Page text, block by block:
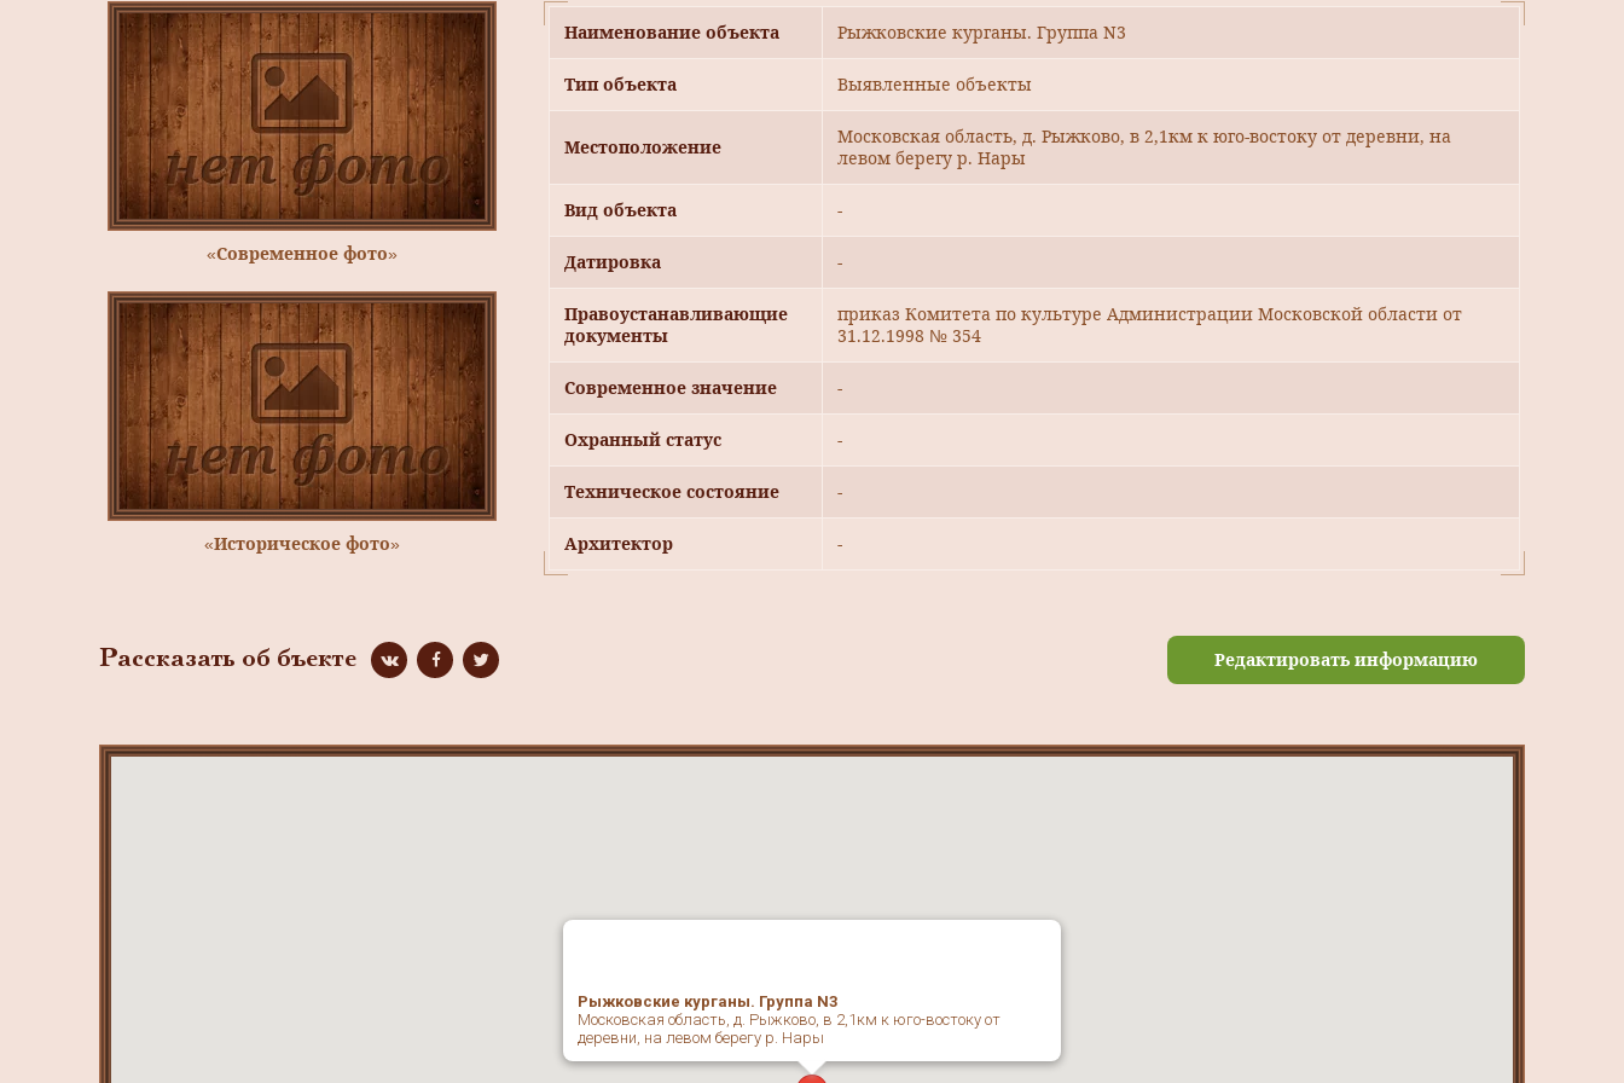
«Современное фото»
«Историческое фото»
Наименование объекта Рыжковские курганы. Группа N3
Тип объекта Выявленные объекты
Местоположение
Московская область, д. Рыжково, в 2,1км к юго-востоку от деревни, на
левом берегу р. Нары
Вид объекта -
Датировка -
Правоустанавливающие
документы
приказ Комитета по культуре Администрации Московской области от
31.12.1998 № 354
Современное значение -
Охранный статус -
Техническое состояние -
Архитектор -
Рассказать об бъекте Редактировать информацию
Рыжковские курганы. Группа N3
Московская область, д. Рыжково, в 2,1км к юго-востоку от
деревни, на левом берегу р. Нары